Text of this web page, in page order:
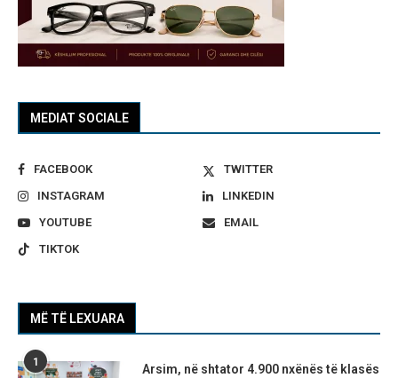
MEDIAT SOCIALE
FACEBOOK
TWITTER
INSTAGRAM
LINKEDIN
YOUTUBE
EMAIL
TIKTOK
MË TË LEXUARA
1
Arsim, në shtator 4.900 nxënës të klasës